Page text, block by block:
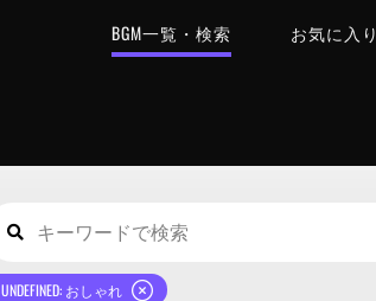
BGM一覧・検索 お気に入り
UNDEFINED: おしゃれ